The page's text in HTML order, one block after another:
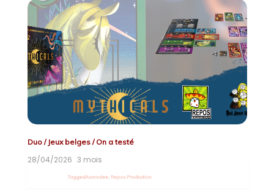
Duo/ Jeux belges/On a testé
28/04/2026 3 mois
Asmodee,Repos Production